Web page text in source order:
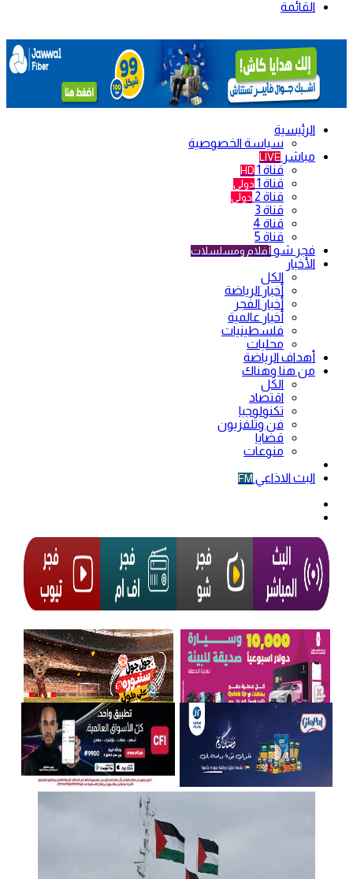
القائمة
الرئيسية
سياسة الخصوصية
مباشر LIVE
قناة 1 HD
قناة 1 دولي
قناة 2 دولي
قناة 3
قناة 4
قناة 5
فجر شو أفلام ومسلسلات
الأخبار
الكل
أخبار الرياضة
أخبار الفجر
أخبار عالمية
فلسطينيات
محليات
أهداف الرياضة
من هنا وهناك
الكل
اقتصاد
تكنولوجيا
فن وتلفزيون
قضايا
منوعات
البث الاذاعي FM